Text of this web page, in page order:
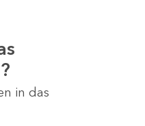
in das